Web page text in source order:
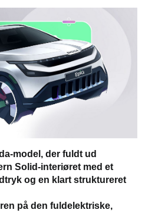
model, der fuldt ud
Solid-interiøret med et
og en klart struktureret
på den fuldelektriske,